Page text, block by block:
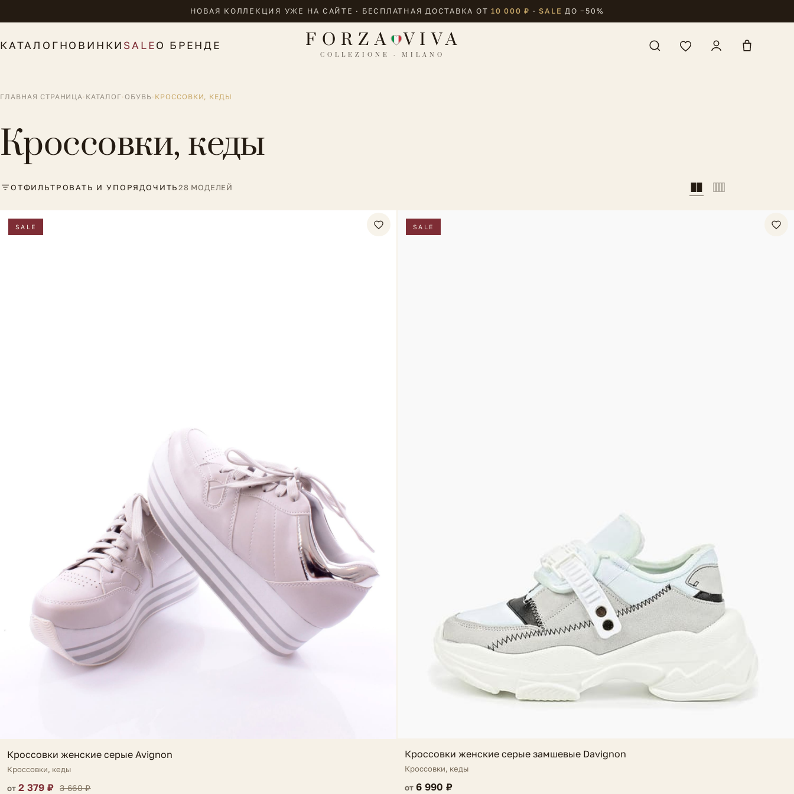
НОВАЯ КОЛЛЕКЦИЯ УЖЕ НА САЙТЕ · БЕСПЛАТНАЯ ДОСТАВКА ОТ10 000 ₽ · SALE ДО −50%
КАТАЛОГНОВИНКИ SALEО БРЕНДЕ FORZA VIVA
COLLEZIONE · MILANO
ГЛАВНАЯ СТРАНИЦА· КАТАЛОГ·ОБУВЬ· КРОССОВКИ, КЕДЫ
Кроссовки, кеды
ОТФИЛЬТРОВАТЬ И УПОРЯДОЧИТЬ28 МОДЕЛЕЙ
SALE
Кроссовки женские серые Avignon
Кроссовки, кеды
от 2 379 ₽ 3 660 ₽
SALE
Кроссовки женские серые замшевые Davignon
Кроссовки, кеды
от 6 990 ₽